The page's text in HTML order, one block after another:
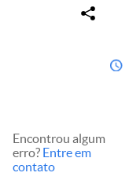
Encontrou algum
erro? Entre em
contato